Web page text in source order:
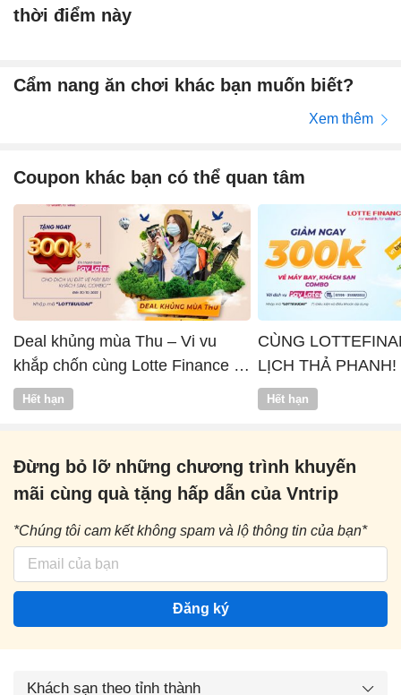
thời điểm này
Cẩm nang ăn chơi khác bạn muốn biết?
Xem thêm
Coupon khác bạn có thể quan tâm
Deal khủng mùa Thu – Vi vu
khắp chốn cùng Lotte Finance x
Vntrip
Hết hạn
CÙNG
LỊCH THẢ PHANH!
Hết hạn
Đừng bỏ lỡ những chương trình khuyến
mãi cùng quà tặng hấp dẫn của Vntrip
*Chúng tôi cam kết không spam và lộ thông tin của bạn*
Đăng ký
Khách sạn theo tỉnh thành